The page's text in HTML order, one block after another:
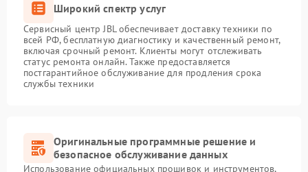
Широкий спектр услуг
Сервисный центр JBL обеспечивает доставку техники по
всей РФ, бесплатную диагностику и качественный ремонт,
включая срочный ремонт. Клиенты могут отслеживать
статус ремонта онлайн. Также предоставляется
постгарантийное обслуживание для продления срока
службы техники
Оригинальные программные решение и
безопасное обслуживание данных
Использование официальных прошивок и инструментов,